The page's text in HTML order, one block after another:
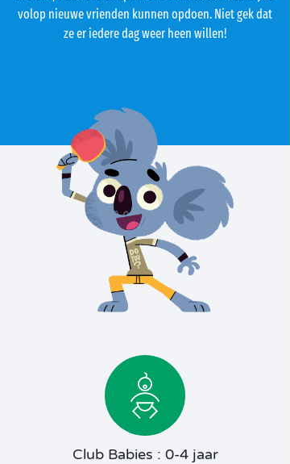
volop nieuwe vrienden kunnen opdoen. Niet gek dat
ze er iedere dag weer heen willen!
Club Babies : 0-4 jaar